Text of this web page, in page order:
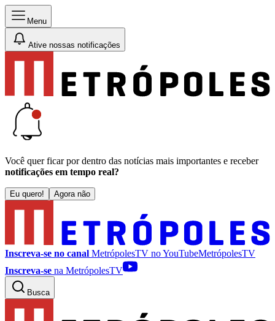
Menu
Ative nossas notificações
Você quer ficar por dentro das notícias mais importantes e receber
notificações em tempo real?
Eu quero! Agora não
Inscreva-se no canal MetrópolesTV noYouTubeMetrópolesTV
Inscreva-se na MetrópolesTV
Busca